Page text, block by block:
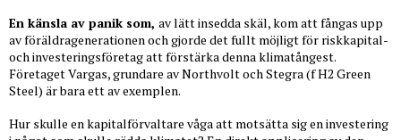
En känsla av panik som, av lätt insedda skäl, kom att fångas upp
av föräldragenerationen och gjorde det fullt möjligt för riskkapital-
och investeringsföretag att förstärka denna klimatångest.
Företaget Vargas, grundare av Northvolt och Stegra (f H2 Green
Steel) är bara ett av exemplen.
Hur skulle en kapitalförvaltare våga att motsätta sig en investering